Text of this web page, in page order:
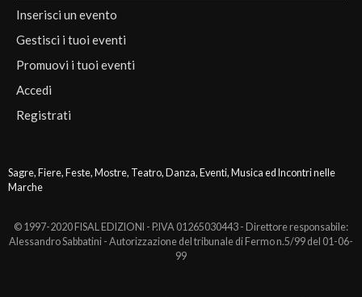
Inserisci un evento
Gestisci i tuoi eventi
Promuovi i tuoi eventi
Accedi
Registrati
Sagre, Fiere, Feste, Mostre, Teatro, Danza, Eventi, Musica ed Incontri nelle
Marche
© 1997-2020 FISAL EDIZIONI - P.IVA 01265030443 - Direttore responsabile:
Alessandro Sabbatini - Autorizzazione del tribunale di Fermo n.5/99 del 01-06-
99